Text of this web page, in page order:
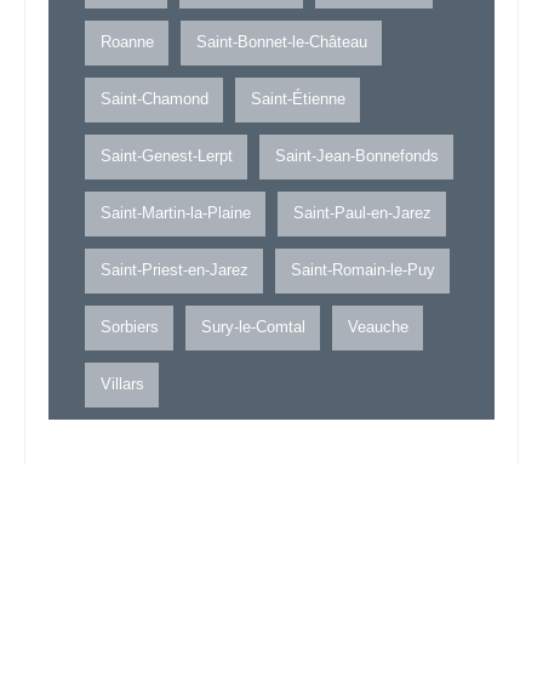
Roanne Saint-Bonnet-le-Château
Saint-Chamond Saint-Étienne
Saint-Genest-Lerpt Saint-Jean-Bonnefonds
Saint-Martin-la-Plaine Saint-Paul-en-Jarez
Saint-Priest-en-Jarez Saint-Romain-le-Puy
Sorbiers Sury-le-Comtal Veauche
Villars